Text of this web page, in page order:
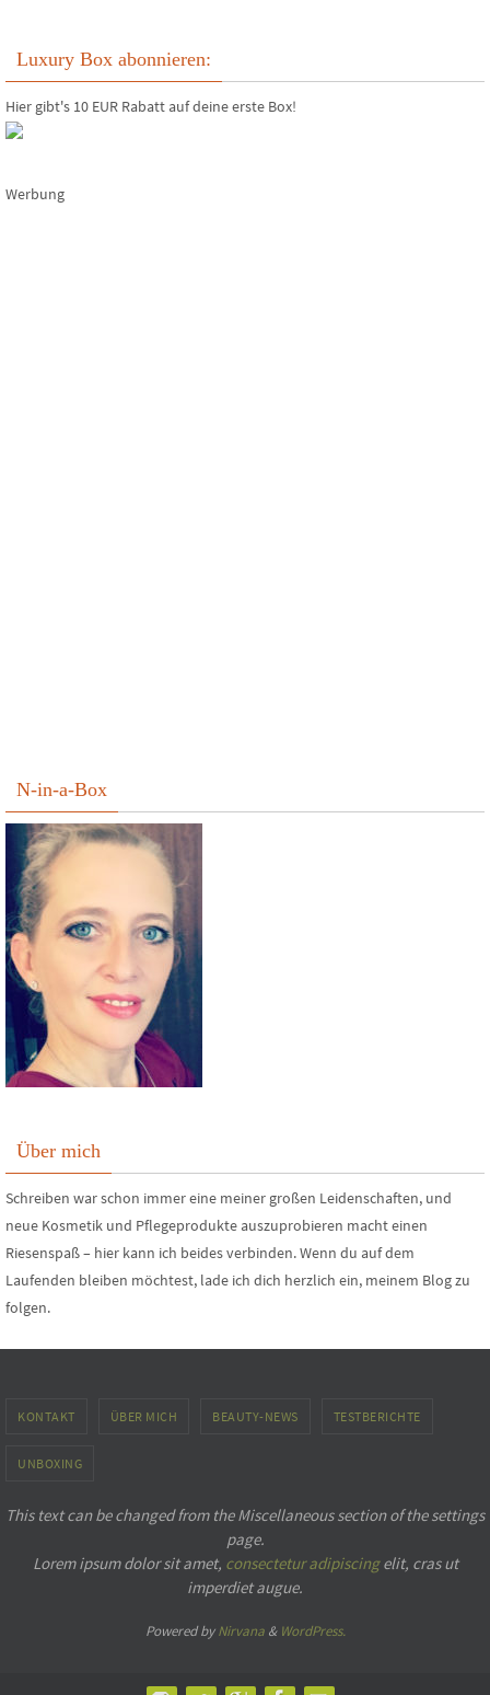
Luxury Box abonnieren:
Hier gibt's 10 EUR Rabatt auf deine erste Box!
Werbung
N-in-a-Box
Über mich
Schreiben war schon immer eine meiner großen Leidenschaften, und
neue Kosmetik und Pflegeprodukte auszuprobieren macht einen
Riesenspaß – hier kann ich beides verbinden. Wenn du auf dem
Laufenden bleiben möchtest, lade ich dich herzlich ein, meinem Blog zu
folgen.
KONTAKT ÜBER MICH BEAUTY-NEWS TESTBERICHTE
UNBOXING
This text can be changed from the Miscellaneous section of the settings
page.
Lorem ipsumdolor sit amet, consectetur adipiscingelit, cras ut
imperdiet augue.
Powered byNirvana& WordPress.